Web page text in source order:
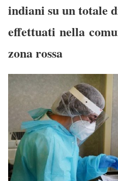
indiani su un totale
effettuati nella
zona rossa